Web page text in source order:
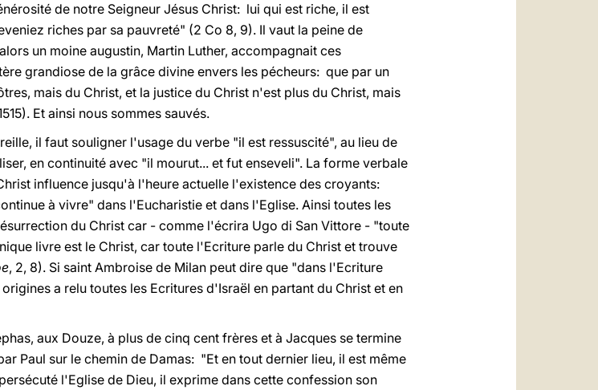
de notre Seigneur Jésus Christ: lui qui est riche, il est
riches par sa pauvreté" (2 Co 8, 9). Il vaut la peine de
un moine augustin, Martin Luther, accompagnait ces
grandiose de la grâce divine envers les pécheurs: que par un
mais du Christ, et la justice du Christ n'est plus du Christ, mais
Et ainsi nous sommes sauvés.
il faut souligner l'usage du verbe "il est ressuscité", au lieu de
en continuité avec "il mourut... et fut enseveli". La forme verbale
influence jusqu'à l'heure actuelle l'existence des croyants:
à vivre" dans l'Eucharistie et dans l'Eglise. Ainsi toutes les
du Christ car - comme l'écrira Ugo di San Vittore - "toute
livre est le Christ, car toute l'Ecriture parle du Christ et trouve
, 2, 8). Si saint Ambroise de Milan peut dire que "dans l'Ecriture
a relu toutes les Ecritures d'Israël en partant du Christ et en
aux Douze, à plus de cinq cent frères et à Jacques se termine
Paul sur le chemin de Damas: "Et en tout dernier lieu, il est même
l'Eglise de Dieu, il exprime dans cette confession son